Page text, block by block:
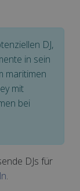
DJ,
in sein
maritimen
mit
bei
DJs für
.